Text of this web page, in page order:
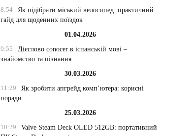
8:54
Як підібрати міський велосипед: практичний
гайд для щоденних поїздок
01.04.2026
9:55
Дієслово conocer в іспанській мові –
знайомство та пізнання
30.03.2026
11:29
Як зробити апгрейд комп’ютера: корисні
поради
25.03.2026
10:29
Valve Steam Deck OLED 512GB: портативний